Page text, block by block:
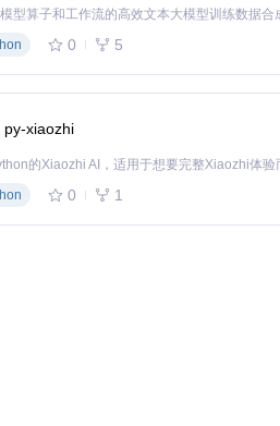
备份。在软件设置中导入收藏夹链接
在实现93.9 Mbps高速下载的同时，
可获得更稳定的下载体验。
型算子和工作流的高效文本大模型训练数据合
0 5
py-xiaozhi
0 1